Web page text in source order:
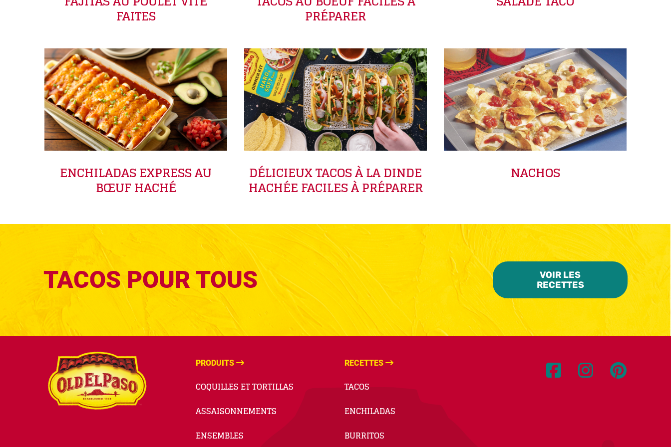
FAITES PRÉPARER
ENCHILADAS EXPRESS AU
BŒUF HACHÉ
DÉLICIEUX TACOS À LA DINDE
HACHÉE FACILES À PRÉPARER
NACHOS
TACOS POUR TOUS
VOIR LES
RECETTES
PRODUITS
COQUILLES ET TORTILLAS
ASSAISONNEMENTS
ENSEMBLES
RECETTES
TACOS
ENCHILADAS
BURRITOS